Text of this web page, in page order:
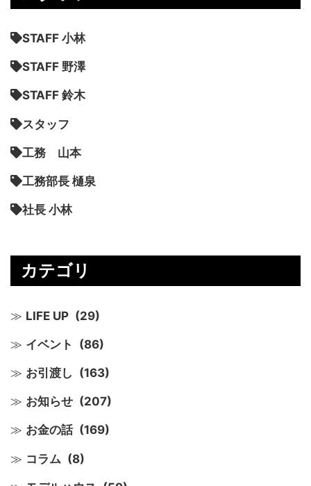
STAFF 小林
STAFF 野澤
STAFF 鈴木
スタッフ
工務 山本
工務部長 樋泉
社長 小林
カテゴリ
LIFE UP (29)
イベント (86)
お引渡し (163)
お知らせ (207)
お金の話 (169)
コラム (8)